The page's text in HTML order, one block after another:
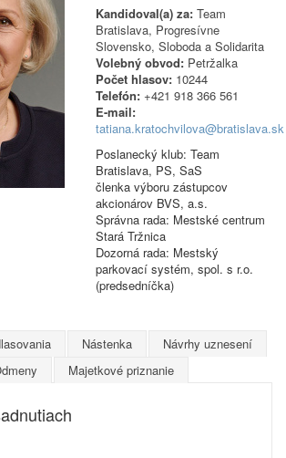
Kandidoval(a) za: Team
Bratislava, Progresívne
Slovensko, Sloboda a Solidarita
Volebný obvod: Petržalka
Počet hlasov: 10244
Telefón: +421 918 366 561
E-mail:
tatiana.kratochvilova@bratislava.sk
Poslanecký klub: Team
Bratislava, PS, SaS
členka výboru zástupcov
akcionárov BVS, a.s.
Správna rada: Mestské centrum
Stará Tržnica
Dozorná rada: Mestský
parkovací systém, spol. s r.o.
(predsedníčka)
Nástenka
Návrhy uznesení
Majetkové priznanie